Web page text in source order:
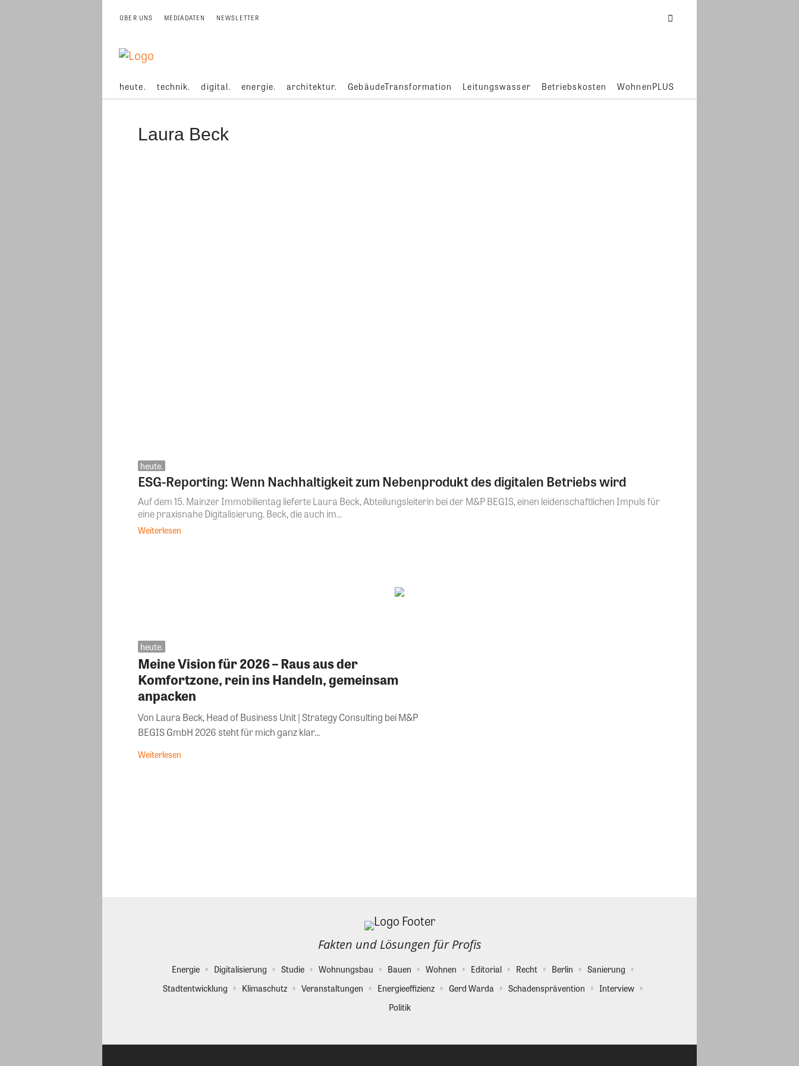
ÜBER UNS MEDIADATEN NEWSLETTER
heute. technik. digital. energie. architektur. GebäudeTransformation Leitungswasser Betriebskosten WohnenPLUS
Laura Beck
heute.
ESG-Reporting: Wenn Nachhaltigkeit zum Nebenprodukt des digitalen Betriebs wird
Auf dem 15. Mainzer Immobilientag lieferte Laura Beck, Abteilungsleiterin bei der M&P BEGIS, einen leidenschaftlichen Impuls für
eine praxisnahe Digitalisierung. Beck, die auch im...
Weiterlesen
heute.
Meine Vision für 2026 – Raus aus der
Komfortzone, rein ins Handeln, gemeinsam
anpacken
Von Laura Beck, Head of Business Unit | Strategy Consulting bei M&P
BEGIS GmbH 2026 steht für mich ganz klar...
Weiterlesen
Fakten und Lösungen für Profis
Energie Digitalisierung Studie Wohnungsbau Bauen Wohnen Editorial Recht Berlin
Sanierung
Stadtentwicklung
Klimaschutz Veranstaltungen Energieeffizienz Gerd Warda Schadensprävention
Interview
Politik